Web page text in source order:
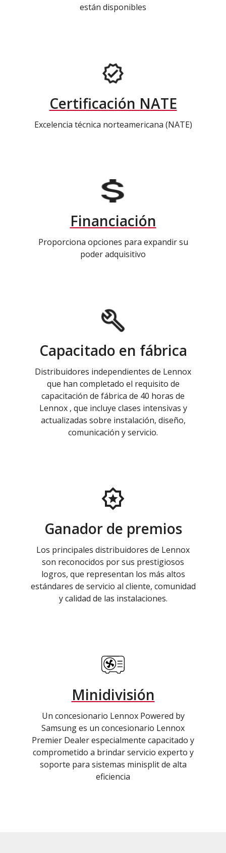
están disponibles
Certificación NATE
Excelencia técnica norteamericana (NATE)
Financiación
Proporciona opciones para expandir su
poder adquisitivo
Capacitado en fábrica
Distribuidores independientes de Lennox
que han completado el requisito de
capacitación de fábrica de 40 horas de
Lennox , que incluye clases intensivas y
actualizadas sobre instalación, diseño,
comunicación y servicio.
Ganador de premios
Los principales distribuidores de Lennox
son reconocidos por sus prestigiosos
logros, que representan los más altos
estándares de servicio al cliente, comunidad
y calidad de las instalaciones.
Minidivisión
Un concesionario Lennox Powered by
Samsung es un concesionario Lennox
Premier Dealer especialmente capacitado y
comprometido a brindar servicio experto y
soporte para sistemas minisplit de alta
eficiencia